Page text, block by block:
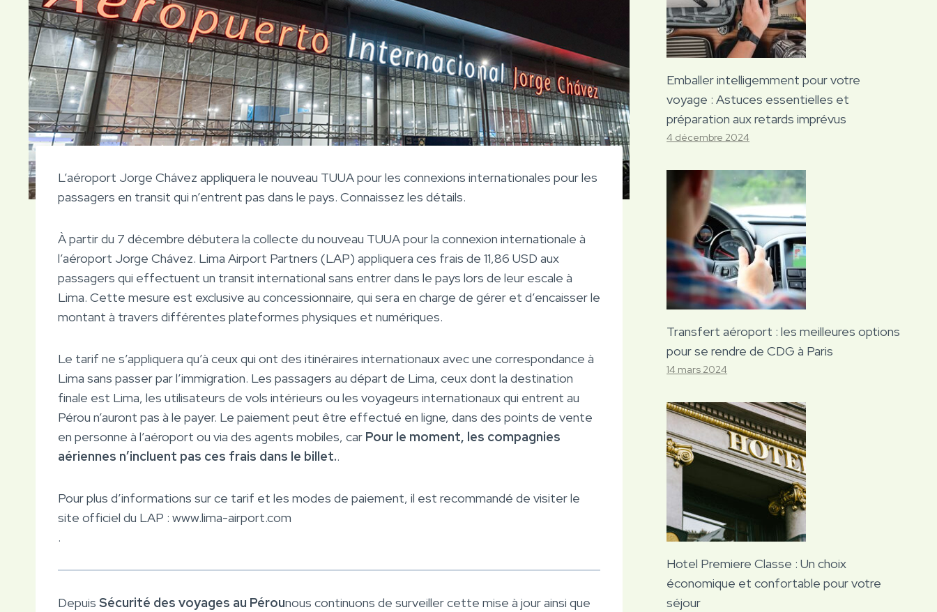
L’aéroport Jorge Chávez appliquera le nouveau TUUA pour les connexions internationales pour les
passagers en transit qui n’entrent pas dans le pays. Connaissez les détails.
À partir du 7 décembre débutera la collecte du nouveau TUUA pour la connexion internationale à
l’aéroport Jorge Chávez. Lima Airport Partners (LAP) appliquera ces frais de 11,86 USD aux
passagers qui effectuent un transit international sans entrer dans le pays lors de leur escale à
Lima. Cette mesure est exclusive au concessionnaire, qui sera en charge de gérer et d’encaisser le
montant à travers différentes plateformes physiques et numériques.
Le tarif ne s’appliquera qu’à ceux qui ont des itinéraires internationaux avec une correspondance à
Lima sans passer par l’immigration. Les passagers au départ de Lima, ceux dont la destination
finale est Lima, les utilisateurs de vols intérieurs ou les voyageurs internationaux qui entrent au
Pérou n’auront pas à le payer. Le paiement peut être effectué en ligne, dans des points de vente
en personne à l’aéroport ou via des agents mobiles, car Pour le moment, les compagnies
aériennes n’incluent pas ces frais dans le billet..
Pour plus d’informations sur ce tarif et les modes de paiement, il est recommandé de visiter le
site officiel du LAP : www.lima-airport.com
.
Depuis Sécurité des voyages au Pérounous continuons de surveiller cette mise à jour ainsi que
Emballer intelligemment pour votre
voyage : Astuces essentielles et
préparation aux retards imprévus
4 décembre 2024
Transfert aéroport : les meilleures options
pour se rendre de CDG à Paris
14 mars 2024
Hotel Premiere Classe : Un choix
économique et confortable pour votre
séjour